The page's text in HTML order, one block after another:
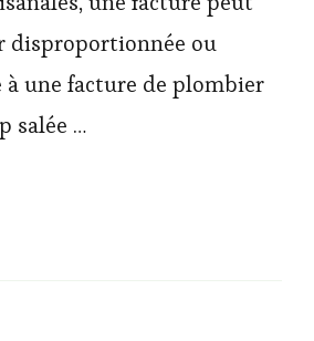
disproportionnée ou
à une facture de plombier
salée …